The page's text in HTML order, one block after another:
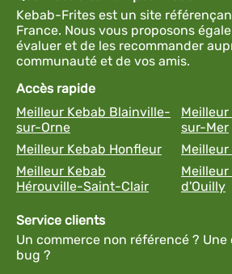
Kebab-Frites est un site
France. Nous vous proposons
évaluer et de les recommander
communauté et de vos amis.
Accès rapide
Meilleur Kebab Blainville-
sur-Orne
sur-Mer
Meilleur Kebab Honfleur
Meilleur
Meilleur Kebab
Hérouville-Saint-Clair
d'Ouilly
Service clients
Un commerce non référencé ?
bug ?